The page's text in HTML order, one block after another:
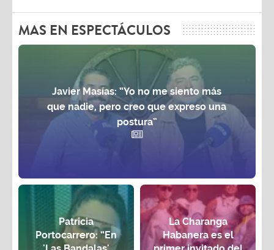
MAS EN ESPECTÁCULOS
Javier Masías: “Yo no me siento más
que nadie, pero creo que expreso una
postura”
Patricia
Portocarrero: “En
La Charanga
Habanera es el